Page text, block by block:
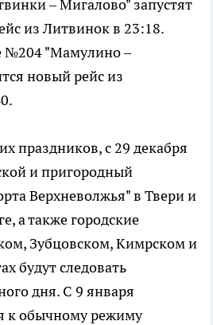
– Мигалово" запустят
из Литвинок в 23:18.
№204 "Мамулино –
новый рейс из
праздников, с 29 декабря
и пригородный
Верхневолжья" в Твери и
а также городские
Зубцовском, Кимрском и
будут следовать
дня. С 9 января
к обычному режиму